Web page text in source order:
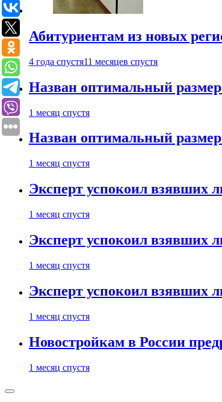
Абитуриентам из новых
4 года спустя11 месяцев спустя
Назван оптимальный размер
1 месяц спустя
Назван оптимальный размер
1 месяц спустя
Эксперт успокоил взявших
1 месяц спустя
Эксперт успокоил взявших
1 месяц спустя
Эксперт успокоил взявших
1 месяц спустя
Новостройкам в России
1 месяц спустя